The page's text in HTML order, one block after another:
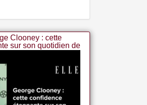
Clooney : cette
sur son quotidien de